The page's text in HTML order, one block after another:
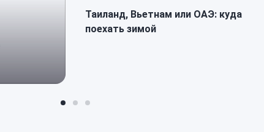
Таиланд, Вьетнам или ОАЭ: куда
поехать зимой